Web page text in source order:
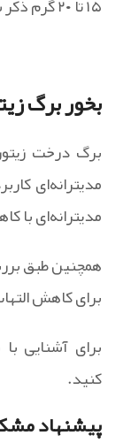
بخور برگ
برگ درخت
مدیترانه‌ای
مدیترانه‌ای با
همچنین طبق
برای کاهش
برای آشنایی
کنید.
پیشنهاد